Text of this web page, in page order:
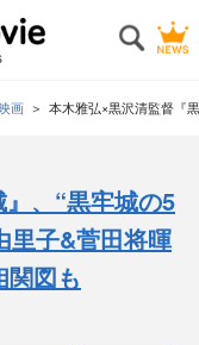
画 本木雅弘×黒沢清監督『
、“黒牢城の5
里子&菅田将暉
関図も